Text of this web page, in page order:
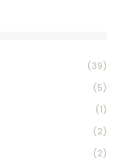
(39)
(5)
(1)
(2)
(2)